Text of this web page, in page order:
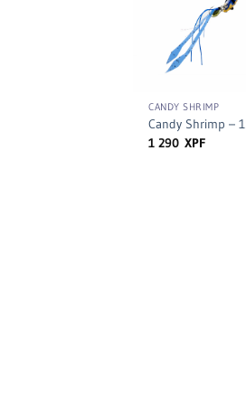
CANDY SHRIMP
Candy Shrimp –
1 290XPF